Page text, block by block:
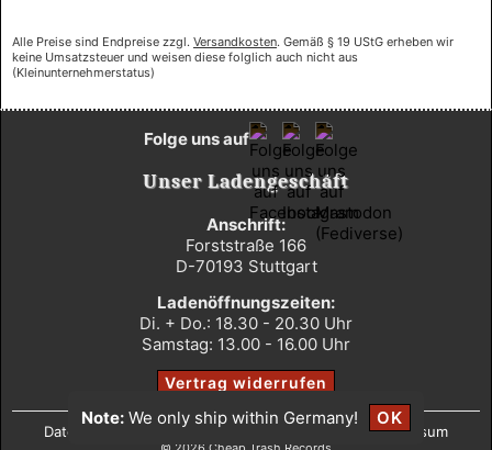
Alle Preise sind Endpreise zzgl. Versandkosten. Gemäß § 19 UStG erheben wir
keine Umsatzsteuer und weisen diese folglich auch nicht aus
(Kleinunternehmerstatus)
Unser Ladengeschäft
Anschrift:
Forststraße 166
D-70193 Stuttgart
Ladenöffnungszeiten:
Di. + Do.: 18.30 - 20.30 Uhr
Samstag: 13.00 - 16.00 Uhr
Vertrag widerrufen
Folge uns auf
Datenschutz AGB• Widerrufsbelehrung•Impressum
Note: We only ship within Germany! OK